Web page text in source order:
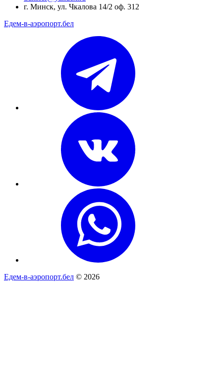
г. Минск, ул. Чкалова 14/2 оф. 312
Едем-в-аэропорт.бел
Едем-в-аэропорт.бел © 2026